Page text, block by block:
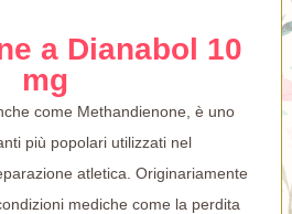
a Dianabol 10
mg
come Methandienone, è uno
più popolari utilizzati nel
atletica. Originariamente
mediche come la perdita